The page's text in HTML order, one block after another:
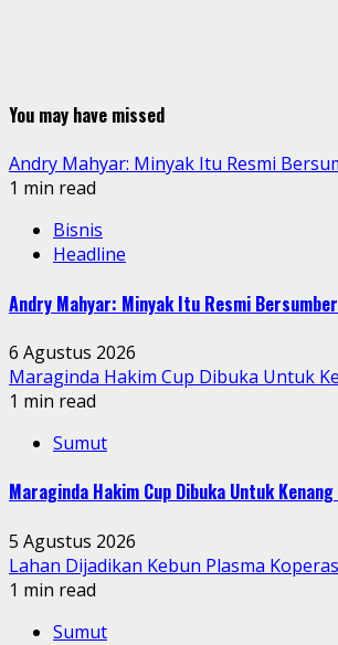
You may have missed
Andry Mahyar: Minyak Itu Resmi
1 min read
Bisnis
Headline
Andry Mahyar: Minyak Itu Resmi
6 Agustus 2026
Maraginda Hakim Cup Dibuka Untuk
1 min read
Sumut
Maraginda Hakim Cup Dibuka Untuk
5 Agustus 2026
Lahan Dijadikan Kebun Plasma
1 min read
Sumut